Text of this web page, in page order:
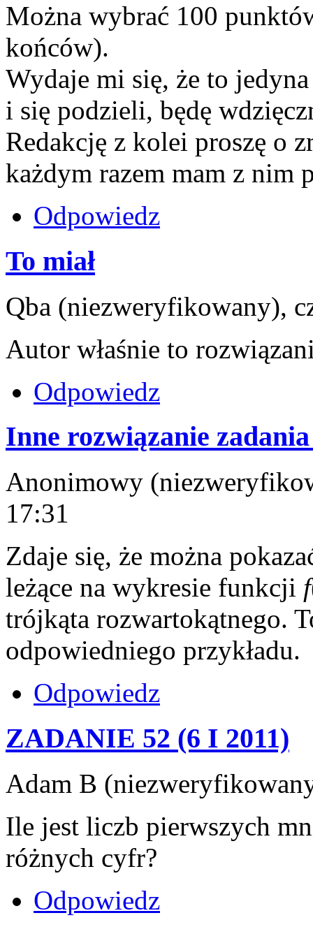
Można wybrać 100
końców).
Wydaje mi się, że to
i się podzieli, będę
Redakcję z kolei proszę o
każdym razem mam z nim
Odpowiedz
To miał
Qba (niezweryfikowany),
Autor właśnie to
Odpowiedz
Inne rozwiązanie
Anonimowy
17:31
Zdaje się, że można
leżące na wykresie funkcji f
trójkąta rozwartokątnego.
odpowiedniego przykładu.
Odpowiedz
ZADANIE 52 (6 I 2011)
Adam B
Ile jest liczb pierwszych
różnych cyfr?
Odpowiedz